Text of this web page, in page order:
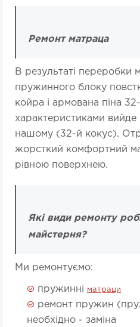
Ремонт матраца
В результаті переробки
пружинного блоку
койра і армована піна
характеристиками вийде
нашому (32-й кокус).
жорсткий комфортний
рівною поверхнею.
Які види ремонту
майстерня?
Ми ремонтуємо:
пружинні матраци
ремонт пружин
необхідно - заміна